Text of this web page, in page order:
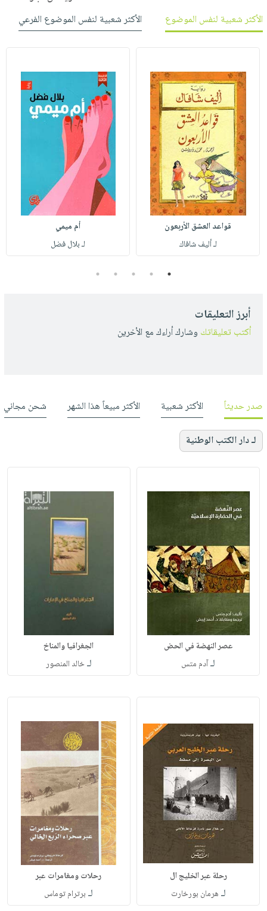
الأكثر شعبية لنفس الموضوع
الأكثر شعبية لنفس الموضوع الفرعي
قواعد العشق الأربعون
لـ أليف شافاك
أم ميمي
لـ بلال فضل
1
2
3
4
5
أبرز التعليقات
أكتب تعليقاتك وشارك أراءك مع الأخرين
صدر حديثاً الأكثر شعبية الأكثر مبيعاً هذا الشهر شحن مجاني
لـ دار الكتب الوطنية
عصر النهضة في الحض
لـآدم متس
الجغرافيا والمناخ
لـخالد المنصور
رحلة عبر الخليج ال
لـ هرمان بورخارت
رحلات ومغامرات عبر
لـ برترام توماس